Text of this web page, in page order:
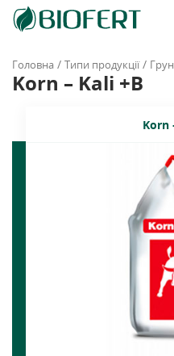
+38 068
Головна / Типи продукції /
Korn – Kali +B
Korn